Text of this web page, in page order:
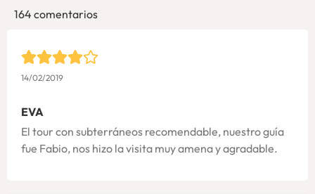
164 comentarios
14/02/2019
EVA
El tour con subterráneos recomendable, nuestro guía
fue Fabio, nos hizo la visita muy amena y agradable.